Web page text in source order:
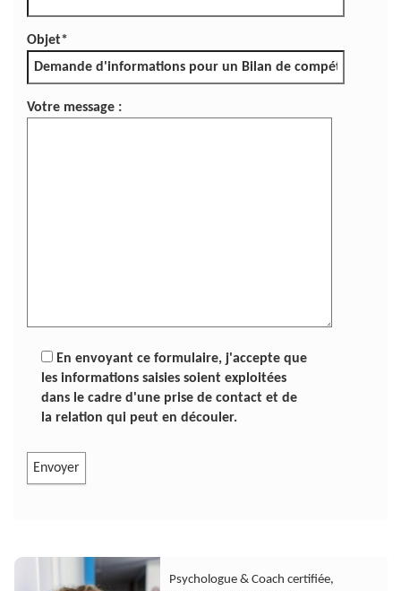
Objet*
Votre message :
En envoyant ce formulaire, j'accepte que
les informations saisies soient exploitées
dans le cadre d'une prise de contact et de
la relation qui peut en découler.
V
e
Psychologue & Coach certifiée,